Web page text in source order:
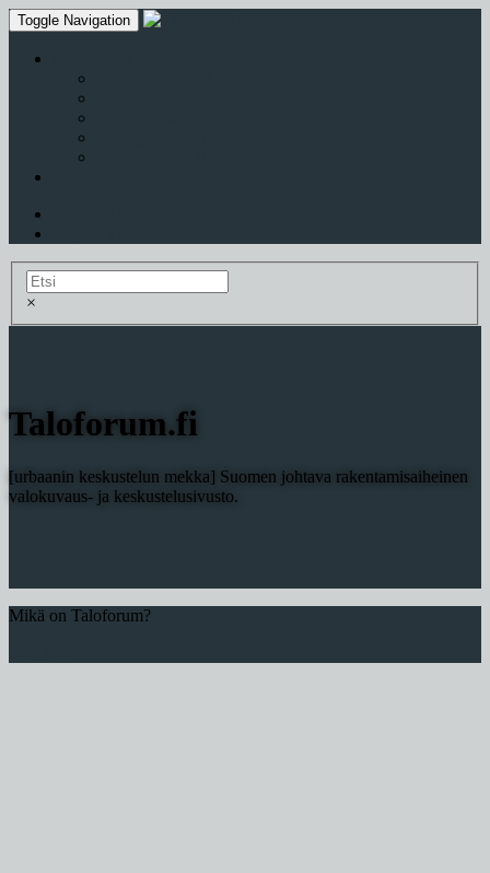
Toggle Navigation
×
Taloforum.fi
[urbaanin keskustelun mekka] Suomen johtava rakentamisaiheinen
valokuvaus- ja keskustelusivusto.
Mikä on Taloforum?